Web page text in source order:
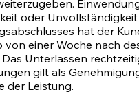
oder Unvollständigkeit
hat der
von einer Woche nach
Unterlassen
gilt als
der Leistung.